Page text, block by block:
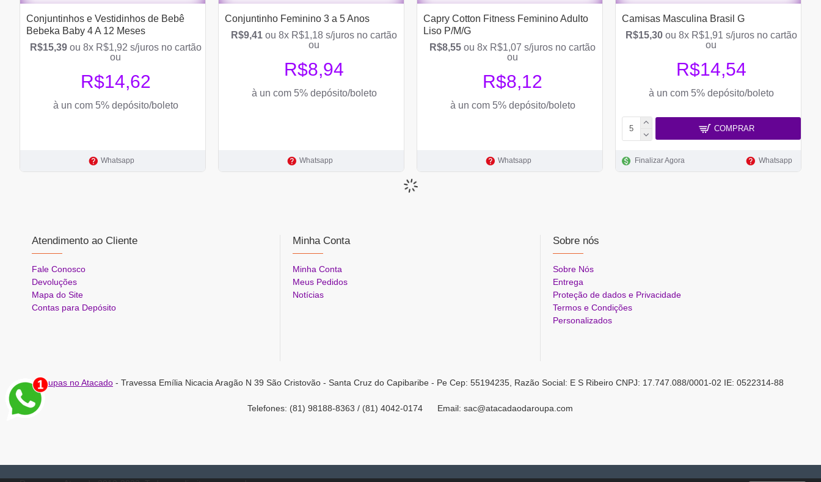
Conjuntinhos e Vestidinhos de Bebê
Bebeka Baby 4 A 12 Meses
R$15,39ou 8x R$1,92 s/juros no cartão
ou
R$14,62
à un com 5% depósito/boleto
Whatsapp
Conjuntinho Feminino 3 a 5 Anos
R$9,41 ou 8x R$1,18 s/juros no cartão
ou
R$8,94
à un com 5% depósito/boleto
Whatsapp
Capry Cotton Fitness Feminino Adulto
Liso P/M/G
R$8,55 ou 8x R$1,07 s/juros no cartão
ou
R$8,12
à un com 5% depósito/boleto
Whatsapp
Camisas Masculina Brasil G
R$15,30ou 8x R$1,91 s/juros no cartão
ou
R$14,54
à un com 5% depósito/boleto
COMPRAR
Finalizar Agora Whatsapp
Atendimento ao Cliente
Fale Conosco
Devoluções
Mapa do Site
Contas para Depósito
Minha Conta
Minha Conta
Meus Pedidos
Notícias
Sobre nós
Sobre Nós
Entrega
Proteção de dados e Privacidade
Termos e Condições
Personalizados
Roupas no Atacado- Travessa Emília Nicacia Aragão N 39 São Cristovão - Santa Cruz do Capibaribe - Pe Cep: 55194235, Razão Social: E S Ribeiro CNPJ: 17.747.088/0001-02 IE: 0522314-88
Telefones: (81) 98188-8363 / (81) 4042-0174 Email: sac@atacadaodaroupa.com